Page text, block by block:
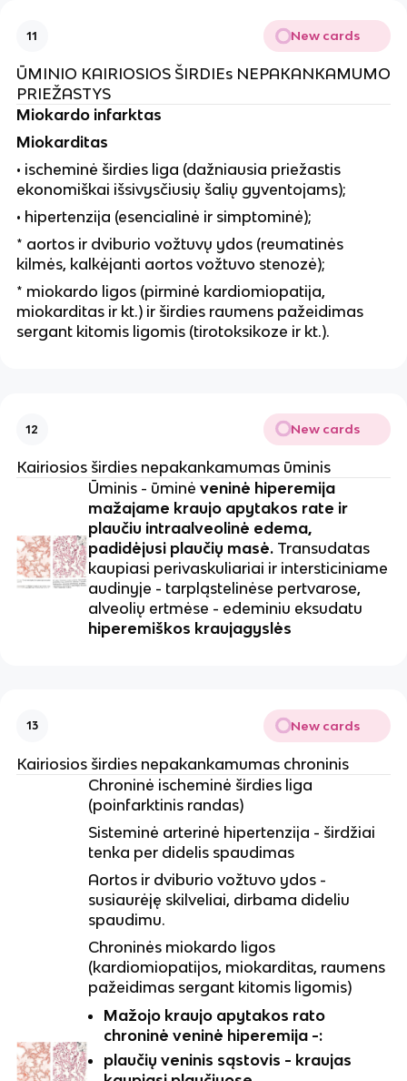
11 New cards
ŪMINIO KAIRIOSIOS ŠIRDIEs NEPAKANKAMUMO
PRIEŽASTYS
Miokardo infarktas
Miokarditas
• ischeminė širdies liga (dažniausia priežastis
ekonomiškai išsivysčiusių šalių gyventojams);
• hipertenzija (esencialinė ir simptominė);
* aortos ir dviburio vožtuvų ydos (reumatinės
kilmės, kalkėjanti aortos vožtuvo stenozė);
* miokardo ligos (pirminė kardiomiopatija,
miokarditas ir kt.) ir širdies raumens pažeidimas
sergant kitomis ligomis (tirotoksikoze ir kt.).
12 New cards
Kairiosios širdies nepakankamumas ūminis
Ūminis - ūminė veninė hiperemija
mažajame kraujo apytakos rate ir
plaučiu intraalveolinė edema,
padidėjusi plaučių masė. Transudatas
kaupiasi perivaskuliariai ir intersticiniame
audinyje - tarpląstelinėse pertvarose,
alveolių ertmėse - edeminiu eksudatu
hiperemiškos kraujagyslės
13 New cards
Kairiosios širdies nepakankamumas chroninis
Chroninė ischeminė širdies liga
(poinfarktinis randas)
Sisteminė arterinė hipertenzija - širdžiai
tenka per didelis spaudimas
Aortos ir dviburio vožtuvo ydos -
susiaurėję skilveliai, dirbama dideliu
spaudimu.
Chroninės miokardo ligos
(kardiomiopatijos, miokarditas, raumens
pažeidimas sergant kitomis ligomis)
Mažojo kraujo apytakos rato
chroninė veninė hiperemija -:
plaučių veninis sąstovis - kraujas